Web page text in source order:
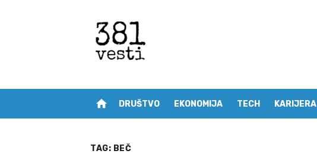
home DRUŠTVO EKONOMIJA TECH KARIJERA
TAG: BEČ